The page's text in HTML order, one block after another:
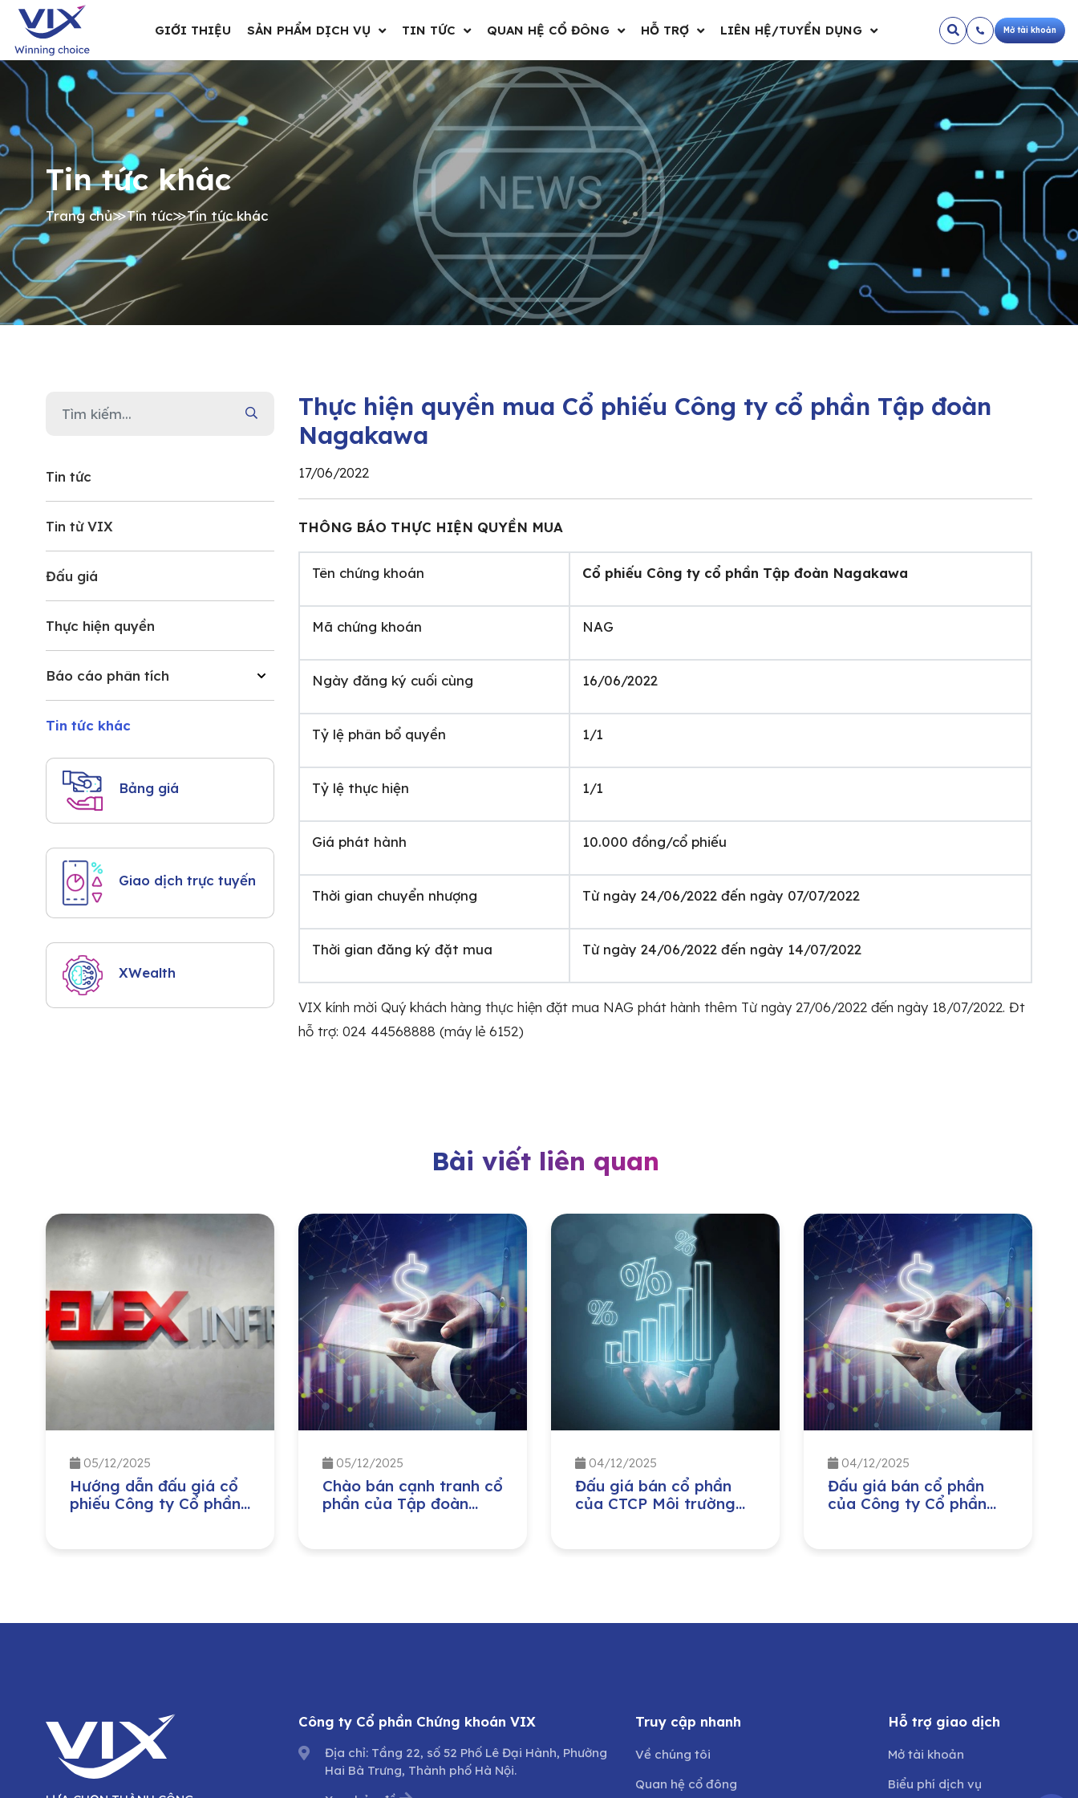
GIỚI THIỆU SẢN PHẨM DỊCH VỤ TIN TỨC QUAN HỆ CỔ ĐÔNG HỖ TRỢ LIÊN HỆ/TUYỂN DỤNG Mở tài khoản
Tin tức khác
Trang chủ≫Tin tức≫Tin tức khác
Tin tức
Tin từ VIX
Đấu giá
Thực hiện quyền
Báo cáo phân tích
Tin tức khác
Bảng giá
Giao dịch trực tuyến
XWealth
Thực hiện quyền mua Cổ phiếu Công ty cổ phần Tập đoàn
Nagakawa
17/06/2022
THÔNG BÁO THỰC HIỆN QUYỀN MUA
Tên chứng khoán Cổ phiếu Công ty cổ phần Tập đoàn Nagakawa
Mã chứng khoán NAG
Ngày đăng ký cuối cùng 16/06/2022
Tỷ lệ phân bổ quyền 1/1
Tỷ lệ thực hiện 1/1
Giá phát hành 10.000 đồng/cổ phiếu
Thời gian chuyển nhượng Từ ngày 24/06/2022 đến ngày 07/07/2022
Thời gian đăng ký đặt mua Từ ngày 24/06/2022 đến ngày 14/07/2022
VIX kính mời Quý khách hàng thực hiện đặt mua NAG phát hành thêm Từ ngày 27/06/2022 đến ngày 18/07/2022. Đt
hỗ trợ: 024 44568888 (máy lẻ 6152)
Bài viết liên quan
05/12/2025
Hướng dẫn đấu giá cổ
phiếu Công ty Cổ phần
05/12/2025
Chào bán cạnh tranh cổ
phần của Tập đoàn
cổ phần (PVMR)
04/12/2025
Đấu giá bán cổ phần
của CTCP Môi trường
04/12/2025
Đấu giá bán cổ phần
của Công ty Cổ phần
Công ty Cổ phần Chứng khoán VIX
Địa chỉ: Tầng 22, số 52 Phố Lê Đại Hành, Phường
Hai Bà Trưng, Thành phố Hà Nội.
Truy cập nhanh
Về chúng tôi
Quan hệ cổ đông
Hỗ trợ giao dịch
Mở tài khoản
Biểu phí dịch vụ